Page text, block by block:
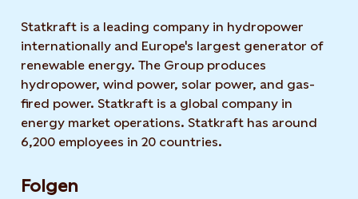
Statkraft is a leading company in hydropower
internationally and Europe's largest generator of
renewable energy. The Group produces
hydropower, wind power, solar power, and gas-
fired power. Statkraft is a global company in
energy market operations. Statkraft has around
6,200 employees in 20 countries.
Folgen